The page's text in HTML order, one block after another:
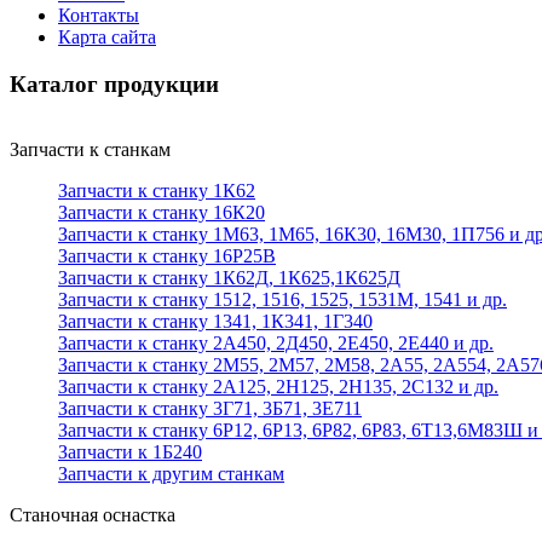
Контакты
Карта сайта
Каталог продукции
Запчасти к станкам
Запчасти к станку 1К62
Запчасти к станку 16К20
Запчасти к станку 1М63, 1М65, 16К30, 16М30, 1П756 и
Запчасти к станку 16Р25В
Запчасти к станку 1К62Д, 1К625,1К625Д
Запчасти к станку 1512, 1516, 1525, 1531М, 1541 и др.
Запчасти к станку 1341, 1К341, 1Г340
Запчасти к станку 2А450, 2Д450, 2Е450, 2Е440 и др.
Запчасти к станку 2М55, 2М57, 2М58, 2А55, 2А554,
Запчасти к станку 2А125, 2Н125, 2Н135, 2С132 и др.
Запчасти к станку 3Г71, 3Б71, 3Е711
Запчасти к станку 6Р12, 6Р13, 6Р82, 6Р83, 6Т13,6М83Ш и
Запчасти к 1Б240
Запчасти к другим станкам
Станочная оснастка